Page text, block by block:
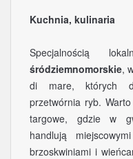
Kuchnia, kulinaria
Specjalnością
śródziemnomorskie,
di mare, których
przetwórnia ryb.
targowe, gdzie w
handlują
brzoskwiniami i